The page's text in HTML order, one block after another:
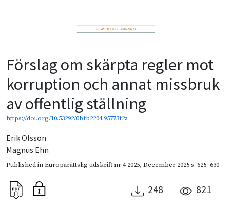
Förslag om skärpta regler mot
korruption och annat missbruk
av offentlig ställning
https://doi.org/10.53292/0bfb2204.95773f2a
Erik Olsson
Magnus Ehn
Published inEuroparättslig tidskrift nr 4 2025, December 2025s. 625–630
248 821